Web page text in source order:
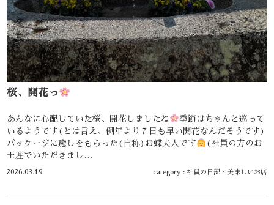
桜、開花っ
あんなに心配していた桜、開花しましたね
季節はちゃんと巡って
いるようです(とは言え、例年より７日も早い開花なんだそうです)
パッケージに癒しをもらった(自称)お蝶夫人です
(社員の方のお
土産でいただきまし…
2026.03.19 category : 社員の日記・ 美味しいお店